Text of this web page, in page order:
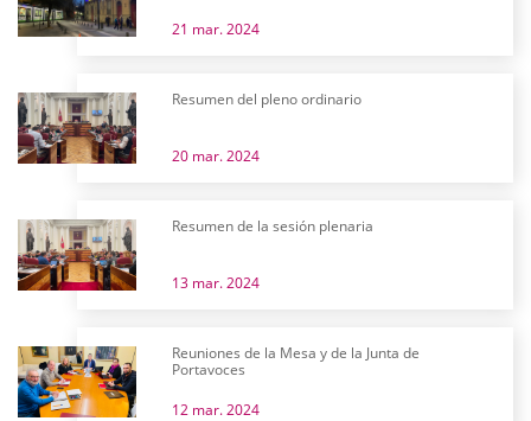
21 mar. 2024
Resumen del pleno ordinario
20 mar. 2024
Resumen de la sesión plenaria
13 mar. 2024
Reuniones de la Mesa y de la Junta de
Portavoces
12 mar. 2024